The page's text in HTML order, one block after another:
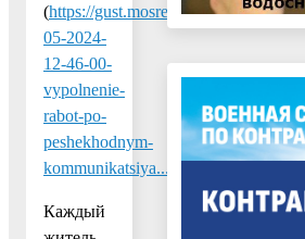
(https://gust.mosreg.ru/dokumenty/02-
05-2024-
12-46-00-
vypolnenie-
rabot-po-
peshekhodnym-
kommunikatsiya...
Каждый